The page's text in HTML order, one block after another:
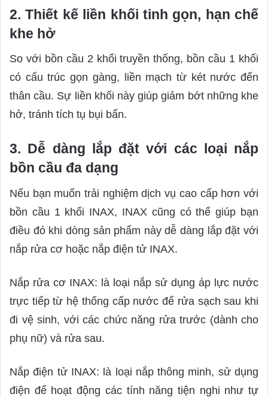
2. Thiết kế liền khối tinh gọn, hạn chế
khe hở
So với bồn cầu 2 khối truyền thống, bồn cầu 1 khối
có cấu trúc gọn gàng, liền mạch từ két nước đến
thân cầu. Sự liền khối này giúp giảm bớt những khe
hở, tránh tích tụ bụi bẩn.
3. Dễ dàng lắp đặt với các loại nắp
bồn cầu đa dạng
Nếu bạn muốn trải nghiệm dịch vụ cao cấp hơn với
bồn cầu 1 khối INAX, INAX cũng có thể giúp bạn
điều đó khi dòng sản phẩm này dễ dàng lắp đặt với
nắp rửa cơ hoặc nắp điện tử INAX.
Nắp rửa cơ INAX: là loại nắp sử dụng áp lực nước
trực tiếp từ hệ thống cấp nước để rửa sạch sau khi
đi vệ sinh, với các chức năng rửa trước (dành cho
phụ nữ) và rửa sau.
Nắp điện tử INAX: là loại nắp thông minh, sử dụng
điện để hoạt động các tính năng tiện nghi như tự